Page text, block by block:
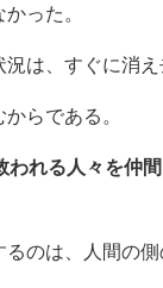
った。
況は、すぐに消え
らである。
われる人々を仲
るのは、人間の側